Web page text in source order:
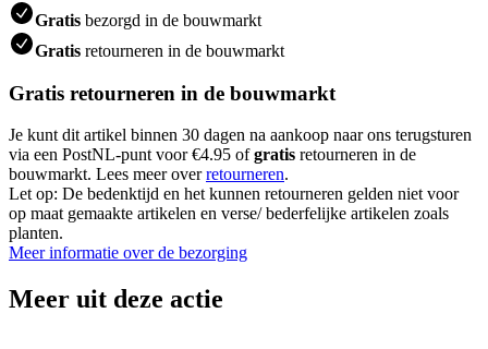
Gratis bezorgd in de bouwmarkt
Gratis retourneren in de bouwmarkt
Gratis retourneren in de bouwmarkt
Je kunt dit artikel binnen 30 dagen na aankoop naar ons terugsturen
via een PostNL-punt voor €4.95 ofgratis retourneren in de
bouwmarkt. Lees meer overretourneren.
Let op: De bedenktijd en het kunnen retourneren gelden niet voor
op maat gemaakte artikelen en verse/ bederfelijke artikelen zoals
planten.
Meer informatie over de bezorging
Meer uit deze actie